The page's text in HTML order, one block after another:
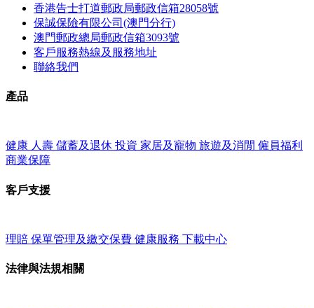
香港告士打道郵政局郵政信箱28058號
保誠保險有限公司(澳門分行)
澳門郵政總局郵政信箱3093號
客戶服務熱線及服務地址
聯絡我們
產品
健康 人壽 儲蓄及退休 投資 家居及寵物 旅遊及消閒 僱員福利
商業保障
客戶支援
理賠 保單管理及繳交保費 健康服務 下載中心
法律與法規相關